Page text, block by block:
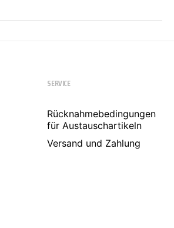
SERVICE
Rücknahmebedingungen
für Austauschartikeln
Versand und Zahlung